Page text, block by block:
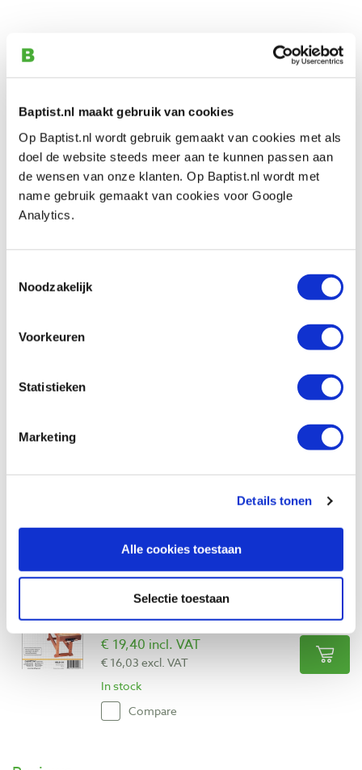
Baptist.nl maakt gebruik van cookies
Op Baptist.nl wordt gebruik gemaakt van cookies met als
doel de website steeds meer aan te kunnen passen aan
de wensen van onze klanten. Op Baptist.nl wordt met
name gebruik gemaakt van cookies voor Google
Analytics.
Noodzakelijk
Voorkeuren
Statistieken
Marketing
Details tonen
Alle cookies toestaan
Selectie toestaan
Rvs verenstalen liniaal 600 mm
€ 19,60 incl. VAT
€ 16,20 excl. VAT
In stock
Compare
metrisch/inch
€ 11,95 incl. VAT
Compare
Werktekening: Modern Bench
Productnumber: 17616
€ 19,40 incl. VAT
€ 16,03 excl. VAT
In stock
Compare